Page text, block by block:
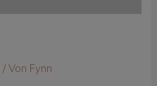
/ Von Fynn